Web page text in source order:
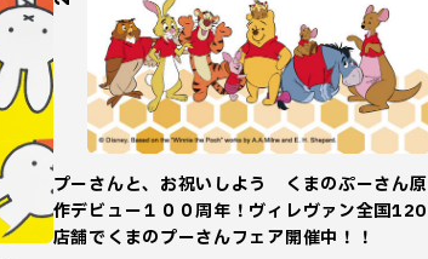
プーさんと、お祝いしよう くまのぷーさん原
作デビュー１００周年！ヴィレヴァン全国120
店舗でくまのプーさんフェア開催中！！